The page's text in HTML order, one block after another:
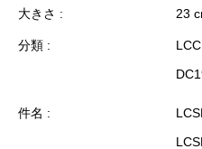
大きさ
23
分類
件名